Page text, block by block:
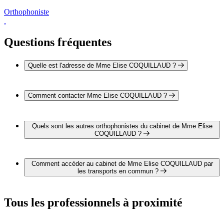
Orthophoniste
Questions fréquentes
Quelle est l'adresse de Mme Elise COQUILLAUD ?
26100 ROMANS-SUR-ISERE
Comment contacter Mme Elise COQUILLAUD ?
téléphone au 04 75 02 51 21.
Quels sont les autres orthophonistes du cabinet de Mme Elise
COQUILLAUD ?
Mme Elise COQUILLAUD :
Mme Emmanuelle CHARDON
Comment accéder au cabinet de Mme Elise COQUILLAUD par
les transports en commun ?
proximité des arrêts suivants :
Bus - Gare Multimodale
Tous les professionnels à proximité